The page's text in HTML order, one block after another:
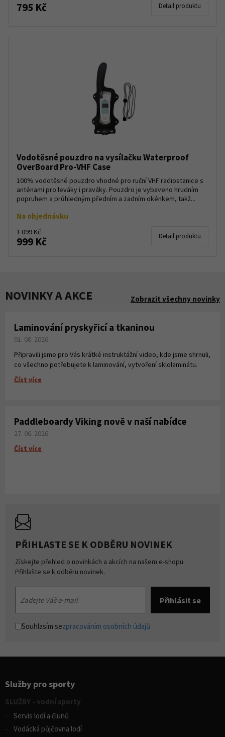
795 Kč Detail produktu
Vodotěsné pouzdro na vysílačku Waterproof
OverBoard Pro-VHF Case
100% vodotěsné pouzdro vhodné pro ruční VHF radiostanice s
anténami pro leváky i praváky. Pouzdro je vybaveno hrudním
popruhem a průhledným předním a zadním okénkem, takž...
Na objednávku
1 099 Kč
999 Kč Detail produktu
NOVINKY A AKCE Zobrazit všechny novinky
Laminování pryskyřicí a tkaninou
01. 08. 2026
Připravili jsme pro Vás krátké instruktážní video, kde jsme shrnuli,
co všechno potřebujete k laminování, vytvoření sklolaminátu.
Číst více
Paddleboardy Viking nově v naší nabídce
27. 06. 2026
Číst více
PŘIHLASTE SE K ODBĚRU NOVINEK
Získejte přehled o novinkách a akcích na našem e-shopu.
Přihlašte se k odběru novinek.
Souhlasím sezpracováním osobních údajů
Služby pro sporty
SLUŽBY - vodní sporty
Servis lodí a člunů
Vodácká půjčovna lodí